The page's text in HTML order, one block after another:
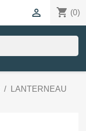
shopping_cart (0)

LANTERNEAU